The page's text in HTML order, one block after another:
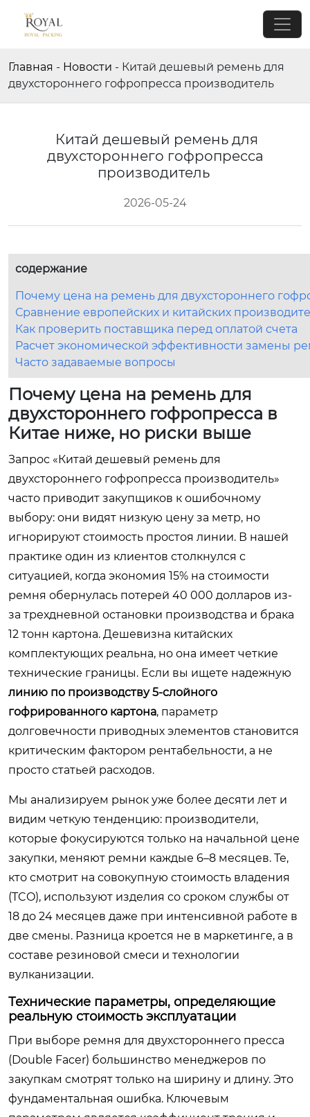
Главная - Новости - Китай дешевый ремень для
двухстороннего гофропресса производитель
Китай дешевый ремень для
двухстороннего гофропресса
производитель
2026-05-24
содержание
Почему цена на ремень для двухстороннего
Сравнение европейских и китайских
Как проверить поставщика перед оплатой счета
Расчет экономической эффективности замены
Часто задаваемые вопросы
Почему цена на ремень для
двухстороннего гофропресса в
Китае ниже, но риски выше
Запрос «Китай дешевый ремень для
двухстороннего гофропресса производитель»
часто приводит закупщиков к ошибочному
выбору: они видят низкую цену за метр, но
игнорируют стоимость простоя линии. В нашей
практике один из клиентов столкнулся с
ситуацией, когда экономия 15% на стоимости
ремня обернулась потерей 40 000 долларов из-
за трехдневной остановки производства и брака
12 тонн картона. Дешевизна китайских
комплектующих реальна, но она имеет четкие
технические границы. Если вы ищете надежную
линию по производству 5-слойного
гофрированного картона, параметр
долговечности приводных элементов становится
критическим фактором рентабельности, а не
просто статьей расходов.
Мы анализируем рынок уже более десяти лет и
видим четкую тенденцию: производители,
которые фокусируются только на начальной цене
закупки, меняют ремни каждые 6–8 месяцев. Те,
кто смотрит на совокупную стоимость владения
(TCO), используют изделия со сроком службы от
18 до 24 месяцев даже при интенсивной работе в
две смены. Разница кроется не в маркетинге, а в
составе резиновой смеси и технологии
вулканизации.
Технические параметры, определяющие
реальную стоимость эксплуатации
При выборе ремня для двухстороннего пресса
(Double Facer) большинство менеджеров по
закупкам смотрят только на ширину и длину. Это
фундаментальная ошибка. Ключевым